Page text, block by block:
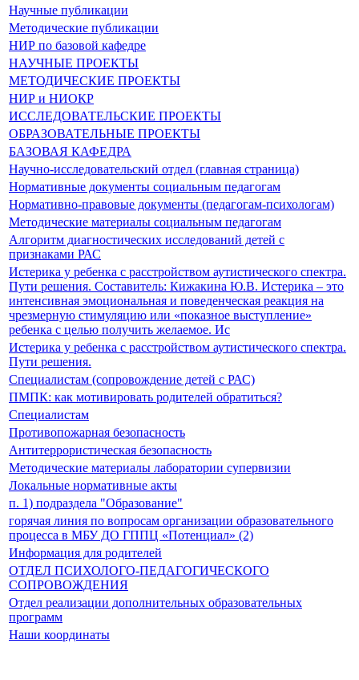
Научные публикации
Методические публикации
НИР по базовой кафедре
НАУЧНЫЕ ПРОЕКТЫ
МЕТОДИЧЕСКИЕ ПРОЕКТЫ
НИР и НИОКР
ИССЛЕДОВАТЕЛЬСКИЕ ПРОЕКТЫ
ОБРАЗОВАТЕЛЬНЫЕ ПРОЕКТЫ
БАЗОВАЯ КАФЕДРА
Научно-исследовательский отдел (главная страница)
Нормативные документы социальным педагогам
Нормативно-правовые документы (педагогам-психологам)
Методические материалы социальным педагогам
Алгоритм диагностических исследований детей с
признаками РАС
Истерика у ребенка с расстройством аутистического спектра.
Пути решения. Составитель: Кижакина Ю.В. Истерика – это
интенсивная эмоциональная и поведенческая реакция на
чрезмерную стимуляцию или «показное выступление»
ребенка с целью получить желаемое. Ис
Истерика у ребенка с расстройством аутистического спектра.
Пути решения.
Специалистам (сопровождение детей с РАС)
ПМПК: как мотивировать родителей обратиться?
Специалистам
Противопожарная безопасность
Антитеррористическая безопасность
Методические материалы лаборатории супервизии
Локальные нормативные акты
п. 1) подраздела "Образование"
горячая линия по вопросам организации образовательного
процесса в МБУ ДО ГППЦ «Потенциал» (2)
Информация для родителей
ОТДЕЛ ПСИХОЛОГО-ПЕДАГОГИЧЕСКОГО
СОПРОВОЖДЕНИЯ
Отдел реализации дополнительных образовательных
программ
Наши координаты